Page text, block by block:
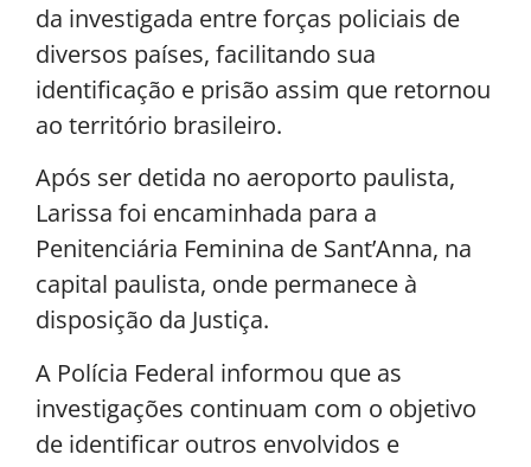
da investigada entre forças policiais de
diversos países, facilitando sua
identificação e prisão assim que retornou
ao território brasileiro.
Após ser detida no aeroporto paulista,
Larissa foi encaminhada para a
Penitenciária Feminina de Sant’Anna, na
capital paulista, onde permanece à
disposição da Justiça.
A Polícia Federal informou que as
investigações continuam com o objetivo
de identificar outros envolvidos e